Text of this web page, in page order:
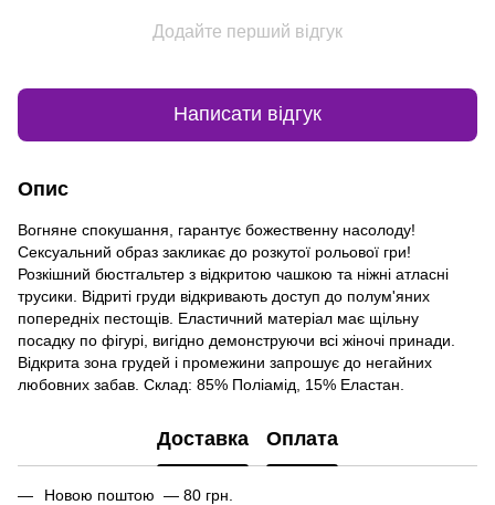
Додайте перший відгук
Написати відгук
Опис
Вогняне спокушання, гарантує божественну насолоду!
Сексуальний образ закликає до розкутої рольової гри!
Розкішний бюстгальтер з відкритою чашкою та ніжні атласні
трусики. Відриті груди відкривають доступ до полум'яних
попередніх пестощів. Еластичний матеріал має щільну
посадку по фігурі, вигідно демонструючи всі жіночі принади.
Відкрита зона грудей і промежини запрошує до негайних
любовних забав. Склад: 85% Поліамід, 15% Еластан.
Доставка Оплата
Новою поштою — 80 грн.